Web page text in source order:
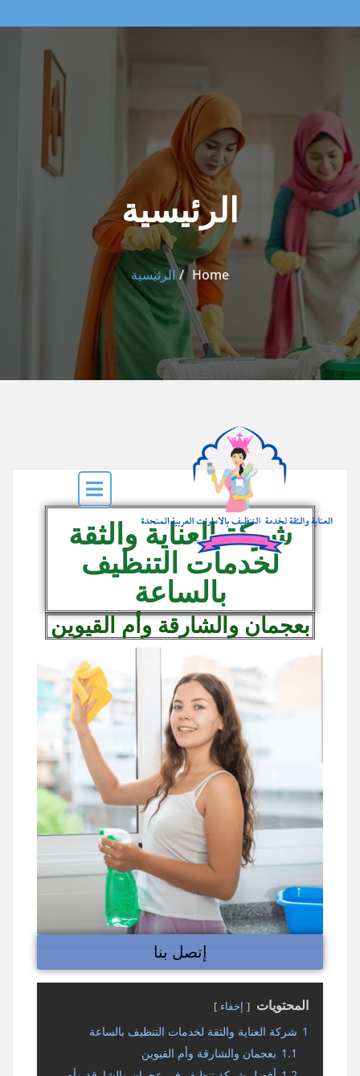
الرئيسية
Home الرئيسية
شركة العناية والثقة
لخدمات التنظيف
بالساعة
بعجمان والشارقة وأم القيوين
إتصل بنا
المحتويات إخفاء
1 شركة العناية والثقة لخدمات التنظيف بالساعة
1.1 بعجمان والشارقة وأم القيوين